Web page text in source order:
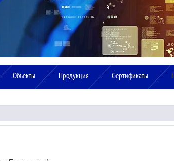
Объекты Продукция Сертификаты